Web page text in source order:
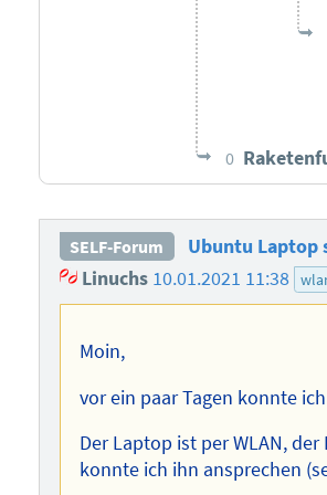
0
SELF-Forum
Ubuntu Laptop
Linuchs 10.01.2021 11:38
Moin,
vor ein paar Tagen konnte
Der Laptop ist per WLAN, der
konnte ich ihn ansprechen